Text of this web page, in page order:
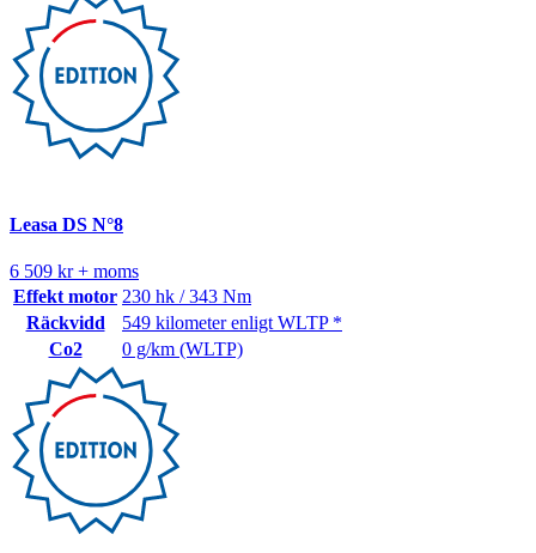
Leasa DS N°8
6 509 kr + moms
Effekt motor 230 hk / 343 Nm
Räckvidd
549 kilometer enligt WLTP *
Co2
0 g/km (WLTP)